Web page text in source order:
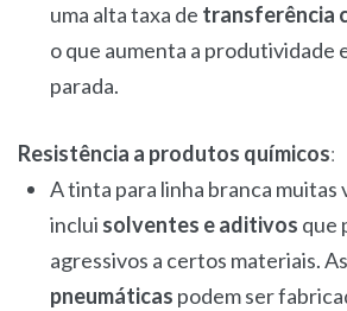
uma alta taxa de transferência
o que aumenta a produtividade
parada.
Resistência a produtos químicos:
A tinta para linha branca muitas
inclui solventes e aditivos que
agressivos a certos materiais. As
pneumáticas podem ser